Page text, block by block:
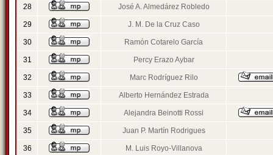
28 José A. Almedárez Robledo
29 J. M. De la Cruz Caso
30 Ramón Cotarelo García
31 Percy Erazo Aybar
32 Marc Rodríguez Rilo
33 Alberto Hernández Estrada
34 Alejandra Beinotti Rossi
35 Juan P. Martín Rodrigues
36 M. Luis Royo-Villanova